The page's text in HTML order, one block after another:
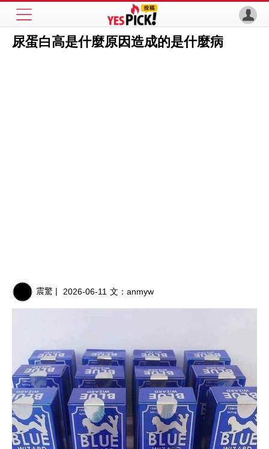
尿蛋白高是什麼原因造成的是什麼病
震驚 | 2026-06-11 文： anmyw